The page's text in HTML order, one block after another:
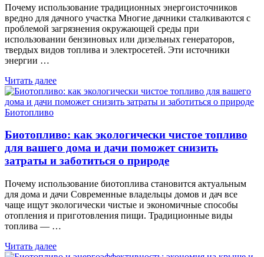
Почему использование традиционных энергоисточников
вредно для дачного участка Многие дачники сталкиваются с
проблемой загрязнения окружающей среды при
использовании бензиновых или дизельных генераторов,
твердых видов топлива и электросетей. Эти источники
энергии …
Читать далее
Биотопливо
Биотопливо: как экологически чистое топливо
для вашего дома и дачи поможет снизить
затраты и заботиться о природе
Почему использование биотоплива становится актуальным
для дома и дачи Современные владельцы домов и дач все
чаще ищут экологически чистые и экономичные способы
отопления и приготовления пищи. Традиционные виды
топлива — …
Читать далее